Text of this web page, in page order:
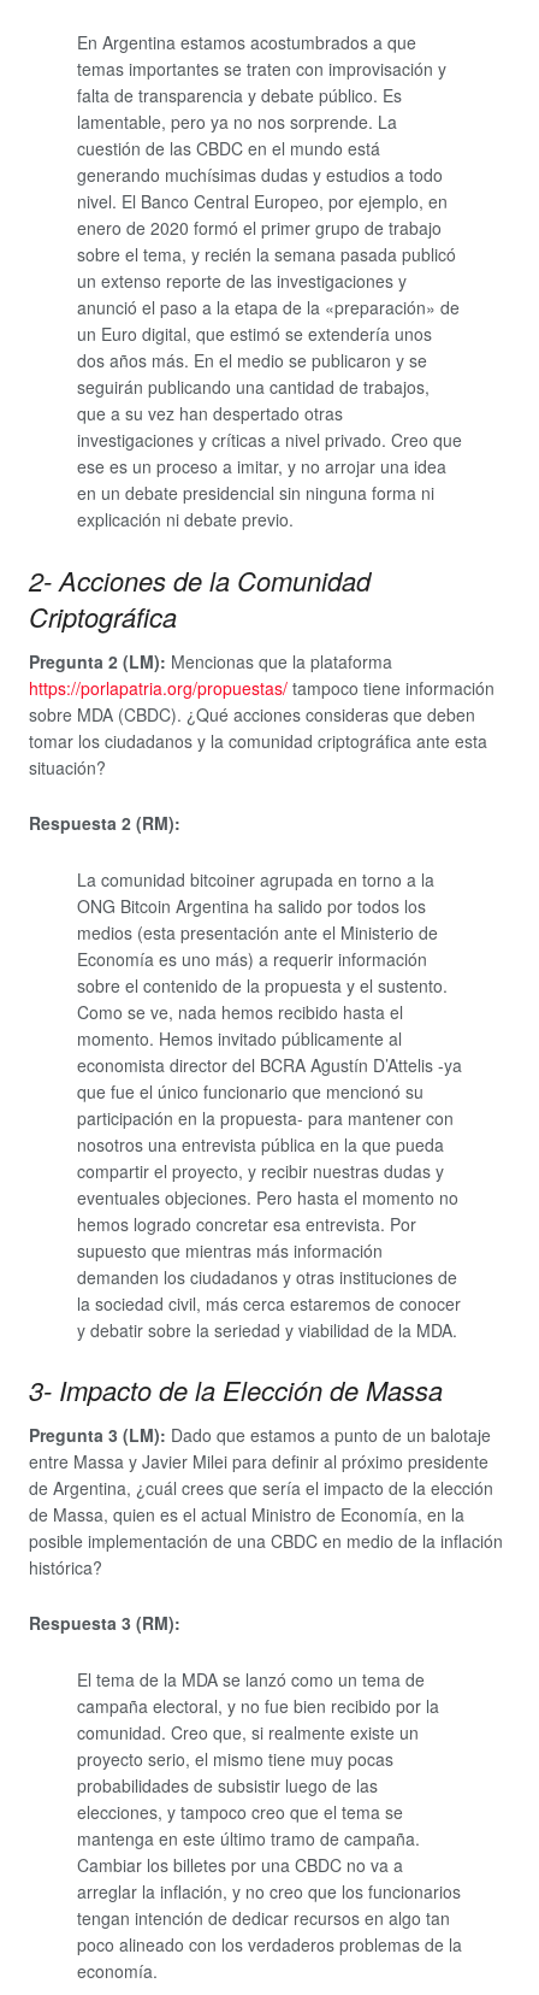
En Argentina estamos acostumbrados a que
temas importantes se traten con improvisación y
falta de transparencia y debate público. Es
lamentable, pero ya no nos sorprende. La
cuestión de las CBDC en el mundo está
generando muchísimas dudas y estudios a todo
nivel. El Banco Central Europeo, por ejemplo, en
enero de 2020 formó el primer grupo de trabajo
sobre el tema, y recién la semana pasada publicó
un extenso reporte de las investigaciones y
anunció el paso a la etapa de la «preparación» de
un Euro digital, que estimó se extendería unos
dos años más. En el medio se publicaron y se
seguirán publicando una cantidad de trabajos,
que a su vez han despertado otras
investigaciones y críticas a nivel privado. Creo que
ese es un proceso a imitar, y no arrojar una idea
en un debate presidencial sin ninguna forma ni
explicación ni debate previo.
2- Acciones de la Comunidad
Criptográfica
Pregunta 2 (LM): Mencionas que la plataforma
https://porlapatria.org/propuestas/ tampoco tiene información
sobre MDA (CBDC). ¿Qué acciones consideras que deben
tomar los ciudadanos y la comunidad criptográfica ante esta
situación?
Respuesta 2 (RM):
La comunidad bitcoiner agrupada en torno a la
ONG Bitcoin Argentina ha salido por todos los
medios (esta presentación ante el Ministerio de
Economía es uno más) a requerir información
sobre el contenido de la propuesta y el sustento.
Como se ve, nada hemos recibido hasta el
momento. Hemos invitado públicamente al
economista director del BCRA Agustín D’Attelis -ya
que fue el único funcionario que mencionó su
participación en la propuesta- para mantener con
nosotros una entrevista pública en la que pueda
compartir el proyecto, y recibir nuestras dudas y
eventuales objeciones. Pero hasta el momento no
hemos logrado concretar esa entrevista. Por
supuesto que mientras más información
demanden los ciudadanos y otras instituciones de
la sociedad civil, más cerca estaremos de conocer
y debatir sobre la seriedad y viabilidad de la MDA.
3- Impacto de la Elección de Massa
Pregunta 3 (LM): Dado que estamos a punto de un balotaje
entre Massa y Javier Milei para definir al próximo presidente
de Argentina, ¿cuál crees que sería el impacto de la elección
de Massa, quien es el actual Ministro de Economía, en la
posible implementación de una CBDC en medio de la inflación
histórica?
Respuesta 3 (RM):
El tema de la MDA se lanzó como un tema de
campaña electoral, y no fue bien recibido por la
comunidad. Creo que, si realmente existe un
proyecto serio, el mismo tiene muy pocas
probabilidades de subsistir luego de las
elecciones, y tampoco creo que el tema se
mantenga en este último tramo de campaña.
Cambiar los billetes por una CBDC no va a
arreglar la inflación, y no creo que los funcionarios
tengan intención de dedicar recursos en algo tan
poco alineado con los verdaderos problemas de la
economía.